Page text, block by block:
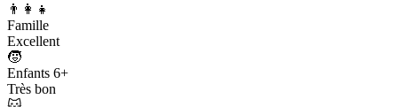
👨‍👩‍👧
Famille
Excellent
🧒
Enfants 6+
Très bon